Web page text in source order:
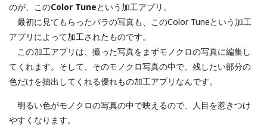
のが、このColor Tuneという加工アプリ。
最初に見てもらったバラの写真も、このColor Tuneという加工
アプリによって加工されたものです。
この加工アプリは、撮った写真をまずモノクロの写真に編集し
てくれます。そして、そのモノクロ写真の中で、残したい部分の
色だけを抽出してくれる優れもの加工アプリなんです。
明るい色がモノクロの写真の中で映えるので、人目を惹きつけ
やすくなります。